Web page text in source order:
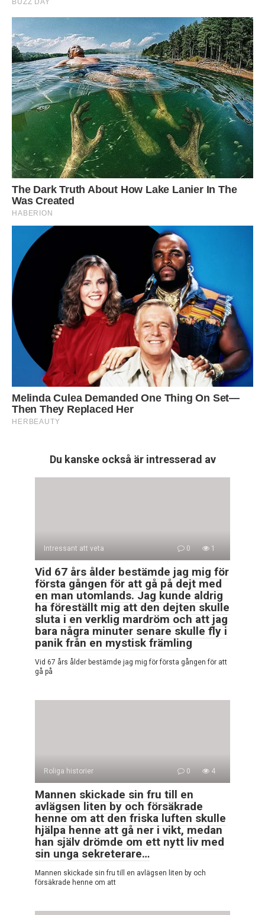
Du kanske också är intresserad av
Intressant att veta 0 1
Vid 67 års ålder bestämde jag mig för
första gången för att gå på dejt med
en man utomlands. Jag kunde aldrig
ha föreställt mig att den dejten skulle
sluta i en verklig mardröm och att jag
bara några minuter senare skulle fly i
panik från en mystisk främling
Vid 67 års ålder bestämde jag mig för första gången för att
gå på
Roliga historier 0 4
Mannen skickade sin fru till en
avlägsen liten by och försäkrade
henne om att den friska luften skulle
hjälpa henne att gå ner i vikt, medan
han själv drömde om ett nytt liv med
sin unga sekreterare…
Mannen skickade sin fru till en avlägsen liten by och
försäkrade henne om att